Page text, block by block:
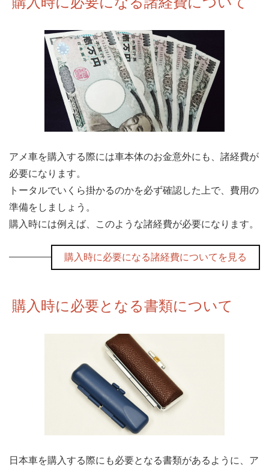
アメ車を購入する際には車本体のお金意外にも、諸経費が
必要になります。
トータルでいくら掛かるのかを必ず確認した上で、費用の
準備をしましょう。
購入時には例えば、このような諸経費が必要になります。
購入時に必要になる諸経費についてを見る
購入時に必要となる書類について
日本車を購入する際にも必要となる書類があるように、ア